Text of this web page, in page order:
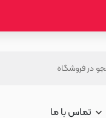
تماس با ما